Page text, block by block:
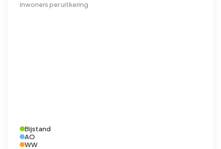
Inwoners per uitkering
Bijstand
AO
WW